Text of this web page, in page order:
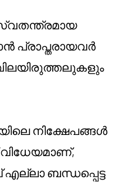
പ്രാപ്തരായവർ
നിക്ഷേപങ്ങൾ
എല്ലാ ബന്ധപ്പെട്ട